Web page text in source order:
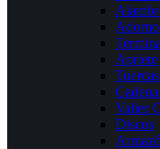
Apriete
Tuercas
Valier
Discos